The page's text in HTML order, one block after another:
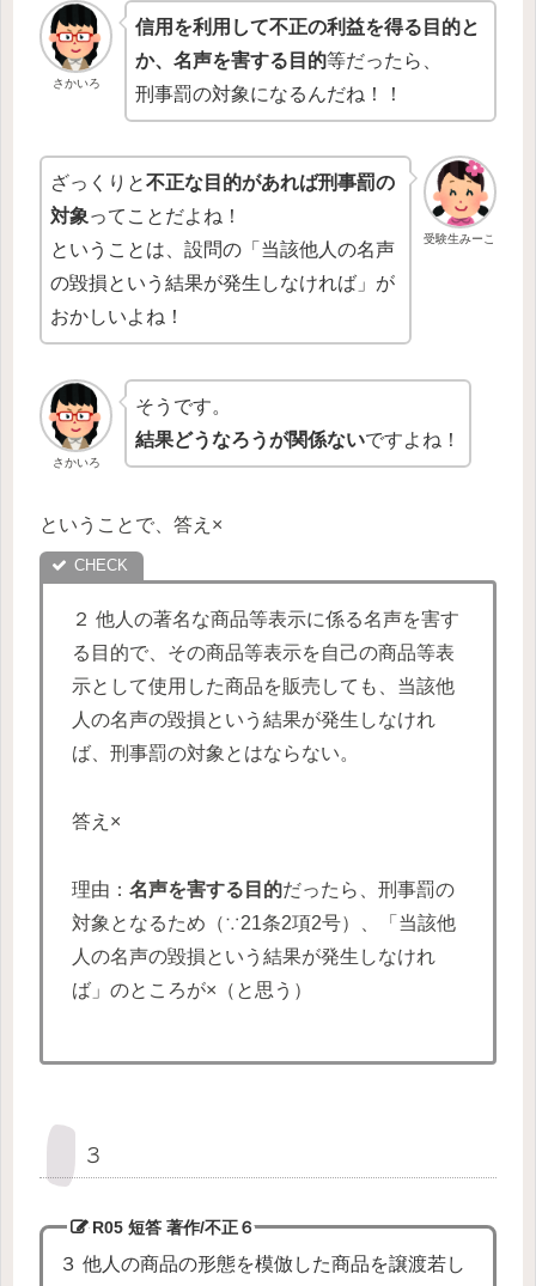
さかいろ
信用を利用して不正の利益を得る目的と
か、名声を害する目的等だったら、
刑事罰の対象になるんだね！！
受験生みーこ
ざっくりと不正な目的があれば刑事罰の
対象ってことだよね！
ということは、設問の「当該他人の名声
の毀損という結果が発生しなければ」が
おかしいよね！
さかいろ
そうです。
結果どうなろうが関係ないですよね！
ということで、答え×
２ 他人の著名な商品等表示に係る名声を害す
る目的で、その商品等表示を自己の商品等表
示として使用した商品を販売しても、当該他
人の名声の毀損という結果が発生しなけれ
ば、刑事罰の対象とはならない。
答え×
理由： 名声を害する目的だったら、刑事罰の
対象となるため（∵21条2項2号）、「当該他
人の名声の毀損という結果が発生しなけれ
ば」のところが×（と思う）
３
R05 短答 著作/不正６
３ 他人の商品の形態を模倣した商品を譲渡若し